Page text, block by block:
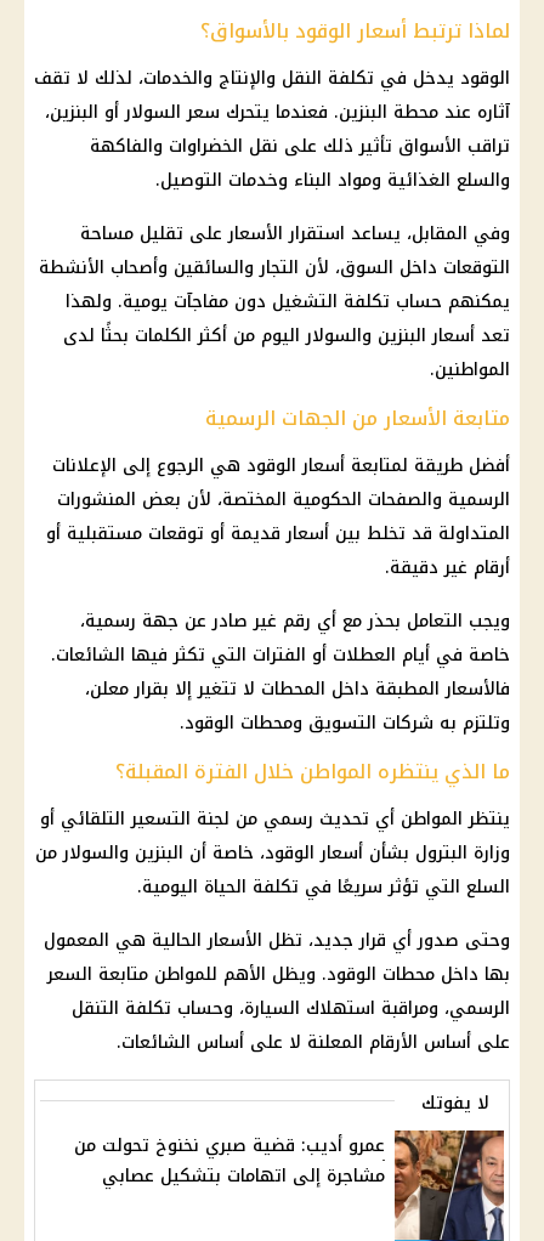
لماذا ترتبط أسعار الوقود بالأسواق؟
الوقود يدخل في تكلفة النقل والإنتاج والخدمات، لذلك لا تقف
آثاره عند محطة البنزين. فعندما يتحرك سعر السولار أو البنزين،
تراقب الأسواق تأثير ذلك على نقل الخضراوات والفاكهة
والسلع الغذائية ومواد البناء وخدمات التوصيل.
وفي المقابل، يساعد استقرار الأسعار على تقليل مساحة
التوقعات داخل السوق، لأن التجار والسائقين وأصحاب الأنشطة
يمكنهم حساب تكلفة التشغيل دون مفاجآت يومية. ولهذا
تعد أسعار البنزين والسولار اليوم من أكثر الكلمات بحثًا لدى
المواطنين.
متابعة الأسعار من الجهات الرسمية
أفضل طريقة لمتابعة أسعار الوقود هي الرجوع إلى الإعلانات
الرسمية والصفحات الحكومية المختصة، لأن بعض المنشورات
المتداولة قد تخلط بين أسعار قديمة أو توقعات مستقبلية أو
أرقام غير دقيقة.
ويجب التعامل بحذر مع أي رقم غير صادر عن جهة رسمية،
خاصة في أيام العطلات أو الفترات التي تكثر فيها الشائعات.
فالأسعار المطبقة داخل المحطات لا تتغير إلا بقرار معلن،
وتلتزم به شركات التسويق ومحطات الوقود.
ما الذي ينتظره المواطن خلال الفترة المقبلة؟
ينتظر المواطن أي تحديث رسمي من لجنة التسعير التلقائي أو
وزارة البترول بشأن أسعار الوقود، خاصة أن البنزين والسولار من
السلع التي تؤثر سريعًا في تكلفة الحياة اليومية.
وحتى صدور أي قرار جديد، تظل الأسعار الحالية هي المعمول
بها داخل محطات الوقود. ويظل الأهم للمواطن متابعة السعر
الرسمي، ومراقبة استهلاك السيارة، وحساب تكلفة التنقل
على أساس الأرقام المعلنة لا على أساس الشائعات.
لا يفوتك
عمرو أديب: قضية صبري نخنوخ تحولت من
مشاجرة إلى اتهامات بتشكيل عصابي